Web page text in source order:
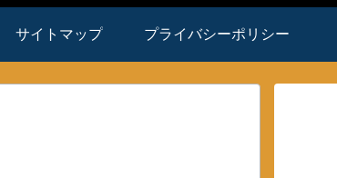
サイトマップ プライバシーポリシー